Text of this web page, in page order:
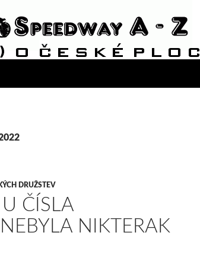
DRUŽSTEV
ČÍSLA
NIKTERAK